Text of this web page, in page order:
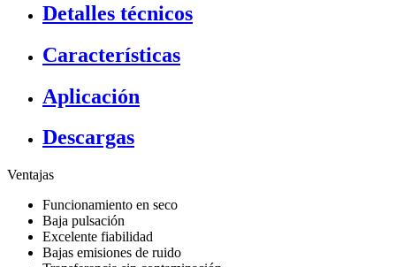
Detalles técnicos
Características
Aplicación
Descargas
Ventajas
Funcionamiento en seco
Baja pulsación
Excelente fiabilidad
Bajas emisiones de ruido